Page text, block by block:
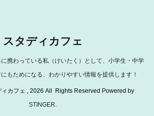
スタディカフェ
携わっている私（けいたく）として、小学生・中学
もためになる、わかりやすい情報を提供します！
カフェ , 2026 All Rights Reserved Powered by
STINGER.